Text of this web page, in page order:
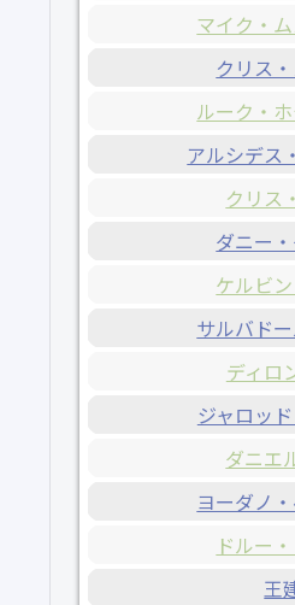
マイク・
クリス
ルーク・
アルシデス
クリス
ダニー
ケルビ
サルバド
ディロ
ジャロッ
ダニエ
ヨーダノ
ドルー
王